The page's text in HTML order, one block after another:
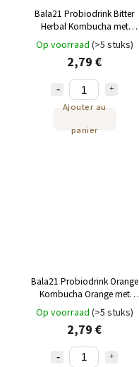
Bala21 Probiodrink Bitter
Herbal Kombucha met
probiotica 330 ml
Op voorraad (>5 stuks)
2,79 €
Ajouter au
panier
Bala21 Probiodrink Orange
Kombucha Orange met
probiotica 330 ml
Op voorraad (>5 stuks)
2,79 €